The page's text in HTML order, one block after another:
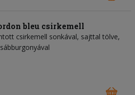
bleu csirkemell
csirkemell sonkával, sajttal tölve,